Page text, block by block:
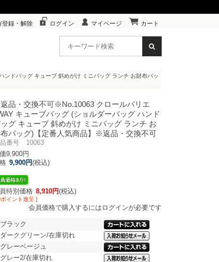
登録・解除 ログイン マイページ カート
ンドバッグ キューブ 斜めがけ ミニバッグ ランチ お財布バッ
品・交換不可※ No.10063 クロールバリエ
キューブバッグ (ショルダーバッグ ハンド
グ キューブ 斜めがけ ミニバッグ ランチ お
バッグ)【定番人気商品】※返品・交換不可
番号 10063
9,900円
9,900円(税込)
特別価格 8,910円(税込)
イント進呈 ]
会員価格で購入するにはログインが必要です
ブラック
ダークグリーン/在庫切れ
グレーベージュ
グレー2/在庫切れ